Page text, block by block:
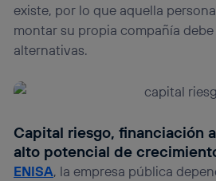
existe, por lo que aquella
montar su propia compañía
alternativas.
Capital riesgo, financiación
alto potencial de
ENISA, la empresa pública
Puedes gestionar los
“Administrar Utiq” en la parte
visitando el
portal de privacidad
(“consenthub”)